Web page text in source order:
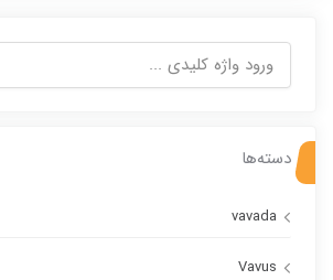
برای:
دسته‌ها
vavada
Vavus